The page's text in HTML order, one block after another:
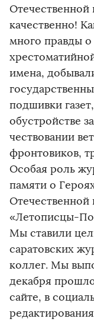
Отечественной
качественно!
много правды о
имена,
подшивки
обустройстве
чествовании
фронтовиков,
Особая роль
памяти о
Отечественной
«Летописцы-
Мы ставили
саратовских
коллег. Мы
декабря
сайте, в